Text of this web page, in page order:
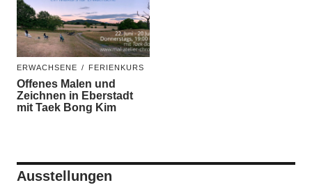
ERWACHSENE FERIENKURS
Offenes Malen und
Zeichnen in Eberstadt
mit Taek Bong Kim
Ausstellungen